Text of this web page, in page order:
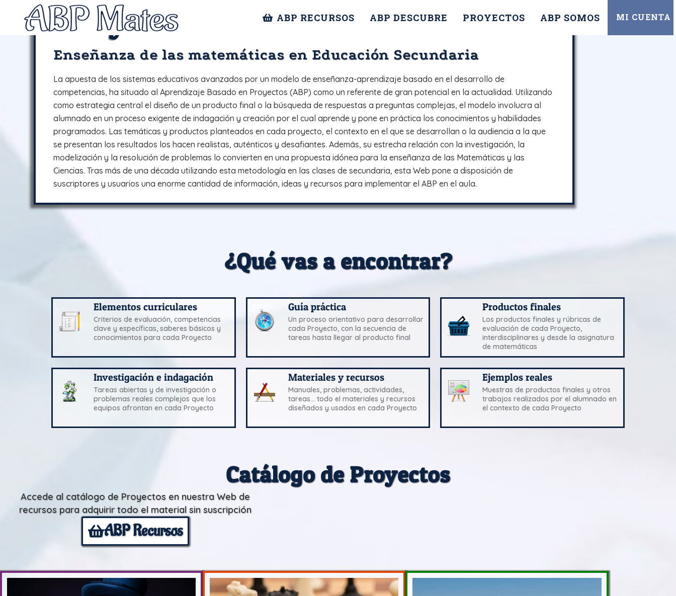
MI CUENTA
ABP RECURSOS ABP DESCUBRE PROYECTOS ABP SOMOS
Proyectos
Enseñanza de las matemáticas en Educación Secundaria
La apuesta de los sistemas educativos avanzados por un modelo de enseñanza-aprendizaje basado en el desarrollo de
competencias, ha situado al Aprendizaje Basado en Proyectos (ABP) como un referente de gran potencial en la actualidad. Utilizando
como estrategia central el diseño de un producto final o la búsqueda de respuestas a preguntas complejas, el modelo involucra al
alumnado en un proceso exigente de indagación y creación por el cual aprende y pone en práctica los conocimientos y habilidades
programados. Las temáticas y productos planteados en cada proyecto, el contexto en el que se desarrollan o la audiencia a la que
se presentan los resultados los hacen realistas, auténticos y desafiantes. Además, su estrecha relación con la investigación, la
modelización y la resolución de problemas lo convierten en una propuesta idónea para la enseñanza de las Matemáticas y las
Ciencias. Tras más de una década utilizando esta metodología en las clases de secundaria, esta Web pone a disposición de
suscriptores y usuarios una enorme cantidad de información, ideas y recursos para implementar el ABP en el aula.
¿Qué vas a encontrar?
Elementos curriculares
Criterios de evaluación, competencias
clave y específicas, saberes básicos y
conocimientos para cada Proyecto
Guía práctica
Un proceso orientativo para desarrollar
cada Proyecto, con la secuencia de
tareas hasta llegar al producto final
Productos finales
Los productos finales y rúbricas de
evaluación de cada Proyecto,
interdisciplinares y desde la asignatura
de matemáticas
Investigación e indagación
Tareas abiertas y de investigación o
problemas reales complejos que los
equipos afrontan en cada Proyecto
Materiales y recursos
Manuales, problemas, actividades,
tareas... todo el materiales y recursos
diseñados y usados en cada Proyecto
Ejemplos reales
Muestras de productos finales y otros
trabajos realizados por el alumnado en
el contexto de cada Proyecto
Catálogo de Proyectos
Accede al catálogo de Proyectos en nuestra Web de
recursos para adquirir todo el material sin suscripción
ABP Recursos